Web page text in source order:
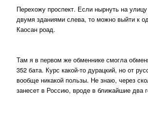
Перехожу проспект. Если нырнуть на
двумя зданиями слева, то можно выйти к
Каосан роад.
Там я в первом же обменнике смогла
352 бата. Курс какой-то дурацкий, но от
вообще никакой пользы. Не знаю, через
занесет в Россию, вроде в ближайшие два